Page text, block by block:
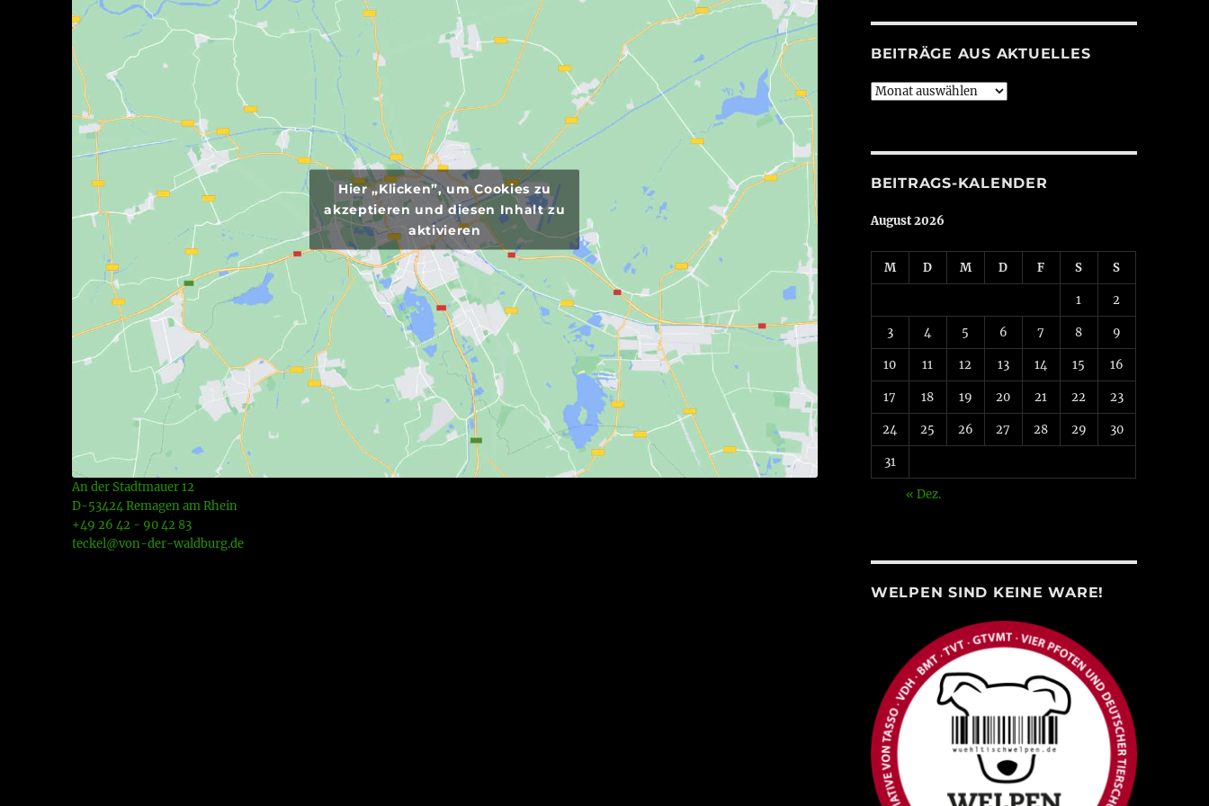
Hier „Klicken”, um Cookies zu
akzeptieren und diesen Inhalt zu
aktivieren
An der Stadtmauer 12
D-53424 Remagen am Rhein
+49 26 42 - 90 42 83
teckel@von-der-waldburg.de
BEITRÄGE AUS AKTUELLES
Beiträge
BEITRAGS-KALENDER
August 2026
M D M D F S S
1 2
3 4 5 6 7 8 9
10 11 12 13 14 15 16
17 18 19 20 21 22 23
24 25 26 27 28 29 30
31
« Dez.
WELPEN SIND KEINE WARE!